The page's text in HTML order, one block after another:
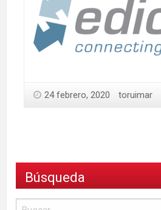
24 febrero, 2020 toruimar
Búsqueda